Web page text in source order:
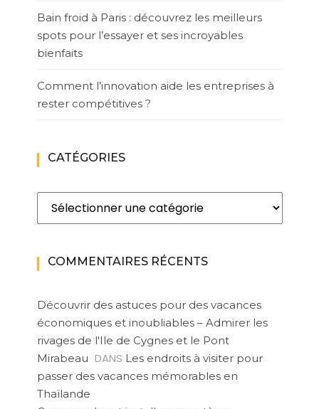
Bain froid à Paris : découvrez les meilleurs
spots pour l’essayer et ses incroyables
bienfaits
Comment l’innovation aide les entreprises à
rester compétitives ?
CATÉGORIES
Catégories
COMMENTAIRES RÉCENTS
Découvrir des astuces pour des vacances
économiques et inoubliables – Admirer les
rivages de l'Ile de Cygnes et le Pont
Mirabeau DANS Les endroits à visiter pour
passer des vacances mémorables en
Thaïlande